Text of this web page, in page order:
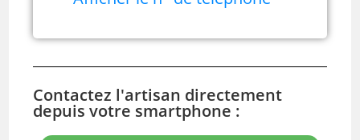
Contactez l'artisan directement
depuis votre smartphone :